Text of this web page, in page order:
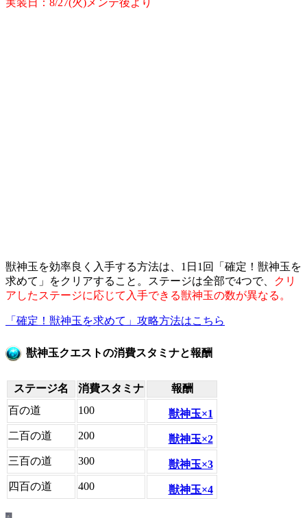
獣神玉を効率良く入手する方法は、1日1回「確定！獣神玉を
求めて」をクリアすること。ステージは全部で4つで、
クリ
アしたステージに応じて入手できる獣神玉の数が異なる。
「確定！獣神玉を求めて」攻略方法はこちら
獣神玉クエストの消費スタミナと報酬
ステージ名 消費スタミナ
報酬
百の道
100
獣神玉×1
二百の道
200
獣神玉×2
三百の道
300
獣神玉×3
四百の道
400 獣神玉×4